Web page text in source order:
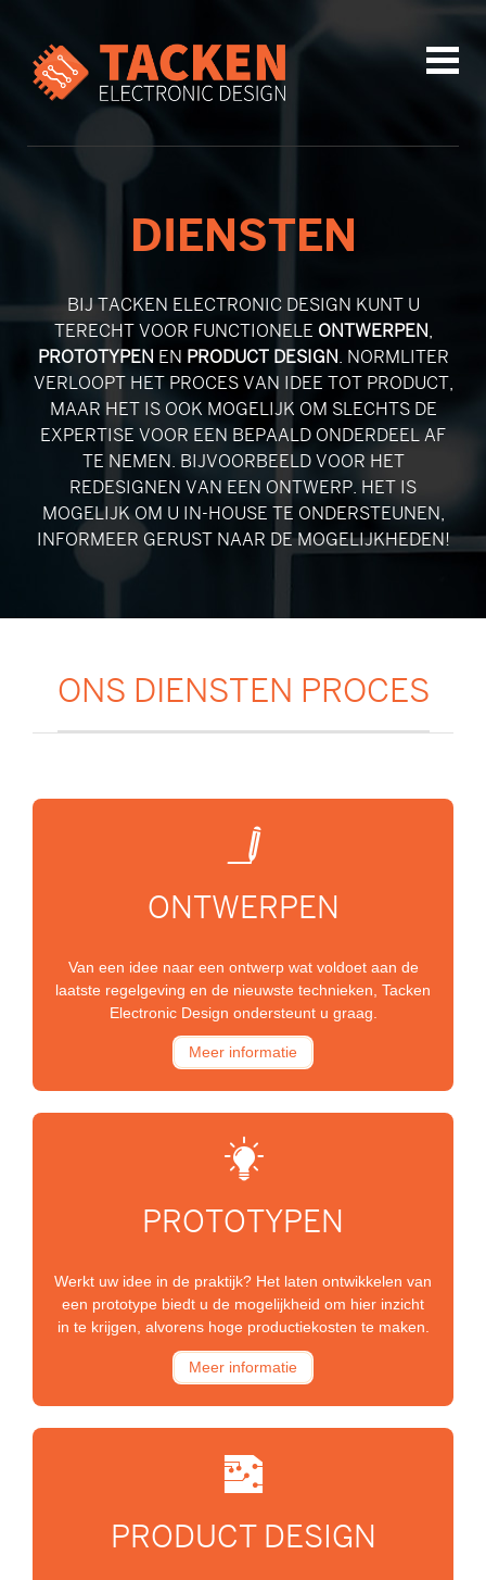
DIENSTEN
BIJ TACKEN ELECTRONIC DESIGN KUNT U
TERECHT VOOR FUNCTIONELE ONTWERPEN
PROTOTYPEN EN PRODUCT DESIGN . NORMLITER
VERLOOPT HET PROCES VAN IDEE TOT PRODUCT,
MAAR HET IS OOK MOGELIJK OM SLECHTS DE
EXPERTISE VOOR EEN BEPAALD ONDERDEEL AF
TE NEMEN. BIJVOORBEELD VOOR HET
REDESIGNEN VAN EEN ONTWERP. HET IS
MOGELIJK OM U IN-HOUSE TE ONDERSTEUNEN,
INFORMEER GERUST NAAR DE MOGELIJKHEDEN!
ONS DIENSTEN PROCES
ONTWERPEN
Van een idee naar een ontwerp wat voldoet aan de
laatste regelgeving en de nieuwste technieken, Tacken
Electronic Design ondersteunt u graag.
Meer informatie
PROTOTYPEN
Werkt uw idee in de praktijk? Het laten ontwikkelen van
een prototype biedt u de mogelijkheid om hier inzicht
in te krijgen, alvorens hoge productiekosten te maken.
Meer informatie
PRODUCT DESIGN